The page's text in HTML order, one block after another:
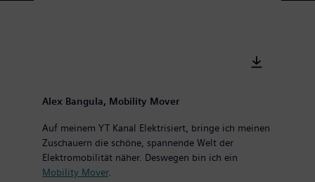
Alex Bangula, Mobility Mover
Auf meinem YT Kanal Elektrisiert, bringe ich meinen
Zuschauern die schöne, spannende Welt der
Elektromobilität näher. Deswegen bin ich ein
Mobility Mover.